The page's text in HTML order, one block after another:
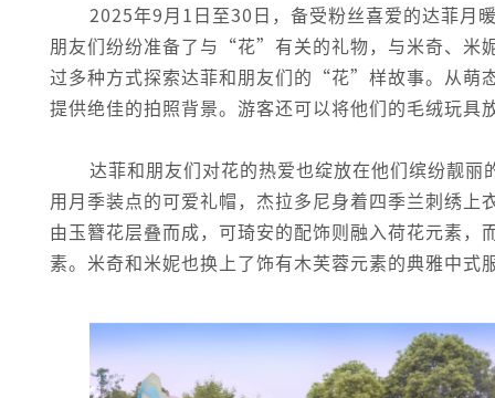
2025年9月1日至30日，备受粉丝喜爱的达菲
朋友们纷纷准备了与“花”有关的礼物，与米奇、米
过多种方式探索达菲和朋友们的“花”样故事。从萌
提供绝佳的拍照背景。游客还可以将他们的毛绒玩
达菲和朋友们对花的热爱也绽放在他们缤纷靓
用月季装点的可爱礼帽，杰拉多尼身着四季兰刺绣
由玉簪花层叠而成，可琦安的配饰则融入荷花元素
素。米奇和米妮也换上了饰有木芙蓉元素的典雅中式